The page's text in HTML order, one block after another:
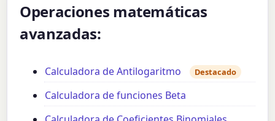
Operaciones matemáticas
avanzadas:
Calculadora de Antilogaritmo Destacado
Calculadora de funciones Beta